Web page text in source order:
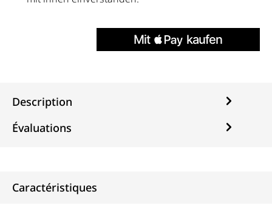
Description
Évaluations
Caractéristiques